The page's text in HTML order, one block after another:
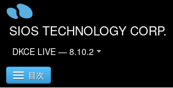
SIOS TECHNOLOGY CORP.
DKCE LIVE — 8.10.2
目次